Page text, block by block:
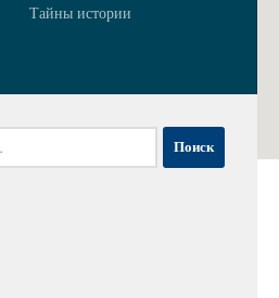
Тайны истории